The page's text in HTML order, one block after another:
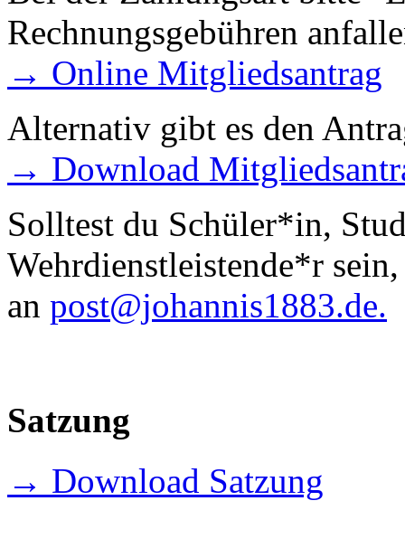
Rechnungsgebühren
→ Online Mitgliedsantrag
Alternativ gibt es den
→ Download
Solltest du Schüler*in,
Wehrdienstleistende*r
an post@johannis1883.de.
Satzung
→ Download Satzung